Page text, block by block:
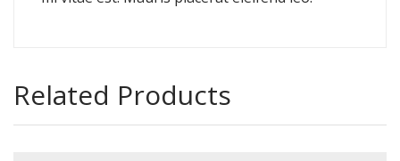
Related Products